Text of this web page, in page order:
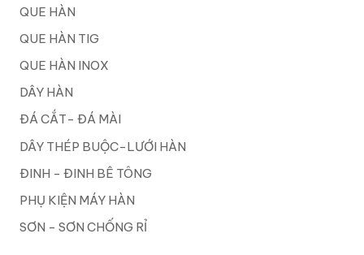
QUE HÀN
QUE HÀN TIG
QUE HÀN INOX
DÂY HÀN
ĐÁ CẮT- ĐÁ MÀI
DÂY THÉP BUỘC-LƯỚI HÀN
ĐINH - ĐINH BÊ TÔNG
PHỤ KIỆN MÁY HÀN
SƠN - SƠN CHỐNG RỈ